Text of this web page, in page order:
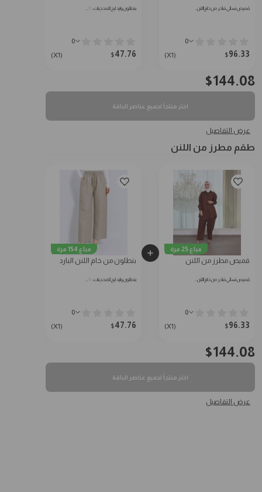
قميص نسائي فاخر من خام اللنن…
0
96.33
$
(X1)
بنطلون وايد ليج للمحجبات: ♢…
0
47.76
$
(X1)
144.08
$
اختر منتجاً لجميع عناصر الباقة
عرض التفاصيل
طقم مطرز من اللنن
مباع 25 مرة
قميص مطرز من اللنن
قميص نسائي فاخر من خام اللنن…
0
96.33
$
(X1)
مباع 154 مرة
بنطلون من خام اللنن البارد
بنطلون وايد ليج للمحجبات: ♢…
0
47.76
$
(X1)
144.08
$
اختر منتجاً لجميع عناصر الباقة
عرض التفاصيل